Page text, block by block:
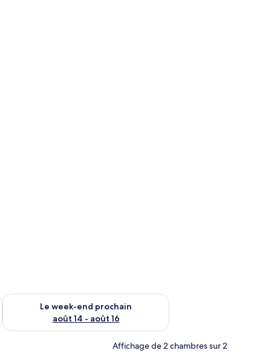
août 7 - août 9
Le week-end prochain
août 14 - août 16
Vérifier la disponibilité pour le week-end prochain août 14 -
Affichage de 2 chambres sur 2